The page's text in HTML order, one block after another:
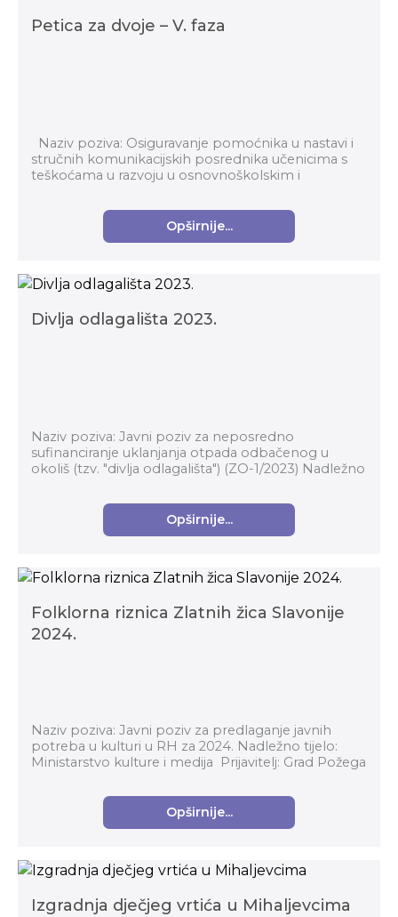
Petica za dvoje – V. faza
Naziv poziva: Osiguravanje pomoćnika u nastavi i
stručnih komunikacijskih posrednika učenicima s
teškoćama u razvoju u osnovnoškolskim i
ustanovama, fa...
Opširnije...
Divlja odlagališta 2023.
Naziv poziva: Javni poziv za neposredno
sufinanciranje uklanjanja otpada odbačenog u
okoliš (tzv. "divlja odlagališta") (ZO-1/2023) Nadležno
Opširnije...
Folklorna riznica Zlatnih žica Slavonije
2024.
Naziv poziva: Javni poziv za predlaganje javnih
potreba u kulturi u RH za 2024. Nadležno tijelo:
Ministarstvo kulture i medija Prijavitelj: Grad Požega
Opširnije...
Izgradnja dječjeg vrtića u Mihaljevcima